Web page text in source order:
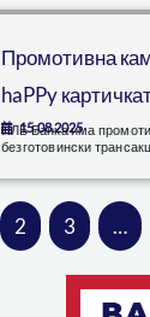
Промотивна
haPPy
15.08.2025
НЛБ Банка има
безготовински
2 3 …